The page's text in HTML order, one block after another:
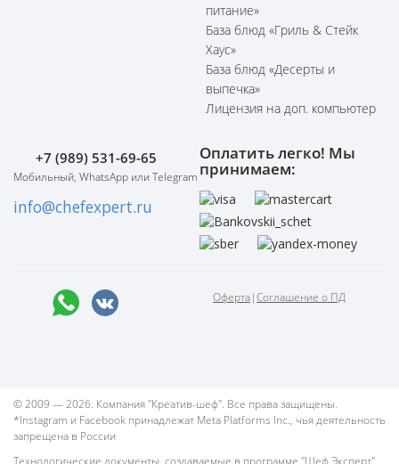
питание»
База блюд «Гриль & Стейк
Хаус»
База блюд «Десерты и
выпечка»
Лицензия на доп. компьютер
+7 (989) 531-69-65
Мобильный, WhatsApp или Telegram
info@chefexpert.ru
Оплатить легко! Мы
принимаем:
Оферта|Соглашение о ПД
© 2009 — 2026. Компания "Креатив-шеф". Все права защищены.
*Instagram и Facebook принадлежат Meta Platforms Inc., чья деятельность
запрещена в России
Технологические документы, создаваемые в программе "Шеф Эксперт"